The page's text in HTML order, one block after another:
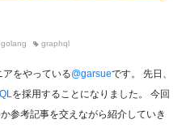
golang graphql
アをやっている@garsueです。 先日、
を採用することになりました。 今回
参考記事を交えながら紹介していき